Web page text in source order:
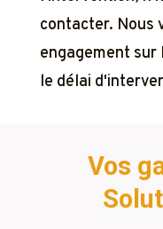
contacter. Nous
engagement
le délai
Vos